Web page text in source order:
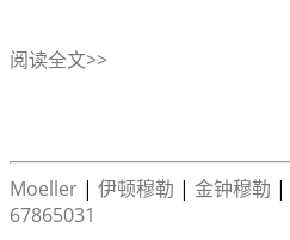
阅读全文>>
Moeller | 伊顿穆勒 | 金钟穆勒 |
67865031